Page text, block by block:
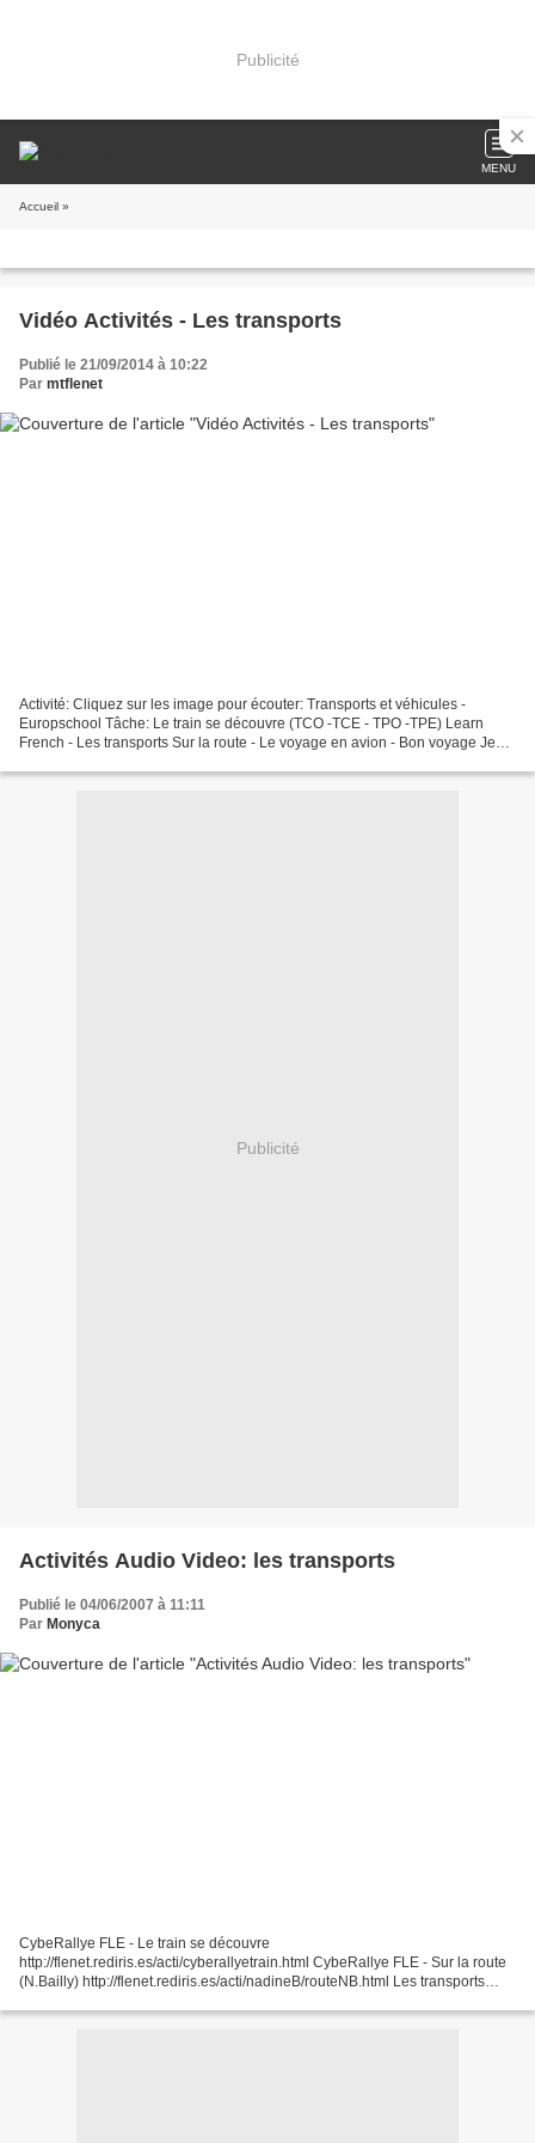
Publicité
MENU
Accueil »
Vidéo Activités - Les transports
Publié le 21/09/2014 à 10:22
Par mtflenet
Activité: Cliquez sur les image pour écouter: Transports et véhicules -
Europschool Tâche: Le train se découvre (TCO -TCE - TPO -TPE) Learn
French - Les transports Sur la route - Le voyage en avion - Bon voyage Jeux
Publicité
Activités Audio Video: les transports
Publié le 04/06/2007 à 11:11
Par Monyca
CybeRallye FLE - Le train se découvre
http://flenet.rediris.es/acti/cyberallyetrain.html CybeRallye FLE - Sur la route
(N.Bailly) http://flenet.rediris.es/acti/nadineB/routeNB.html Les transports
http://web.cortland.edu/flteach/civ/transpor/transp.htm...